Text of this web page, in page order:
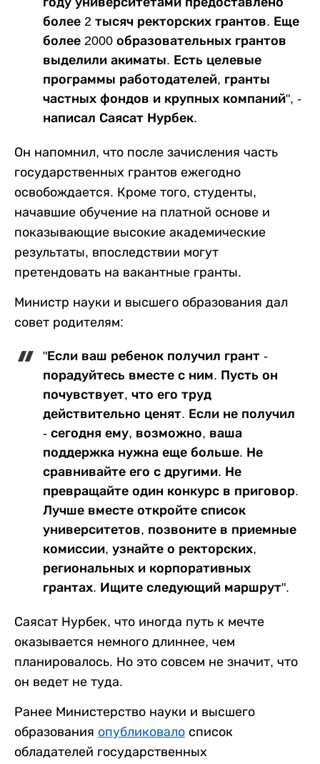
более 2 тысяч ректорских грантов. Еще
более 2000 образовательных грантов
выделили акиматы. Есть целевые
программы работодателей, гранты
частных фондов и крупных компаний", -
написал Саясат Нурбек.
Он напомнил, что после зачисления часть
государственных грантов ежегодно
освобождается. Кроме того, студенты,
начавшие обучение на платной основе и
показывающие высокие академические
результаты, впоследствии могут
претендовать на вакантные гранты.
Министр науки и высшего образования дал
совет родителям:
"Если ваш ребенок получил грант -
порадуйтесь вместе с ним. Пусть он
почувствует, что его труд
действительно ценят. Если не получил
- сегодня ему, возможно, ваша
поддержка нужна еще больше. Не
сравнивайте его с другими. Не
превращайте один конкурс в приговор.
Лучше вместе откройте список
университетов, позвоните в приемные
комиссии, узнайте о ректорских,
региональных и корпоративных
грантах. Ищите следующий маршрут".
Саясат Нурбек, что иногда путь к мечте
оказывается немного длиннее, чем
планировалось. Но это совсем не значит, что
он ведет не туда.
Ранее Министерство науки и высшего
образования опубликовало список
обладателей государственных